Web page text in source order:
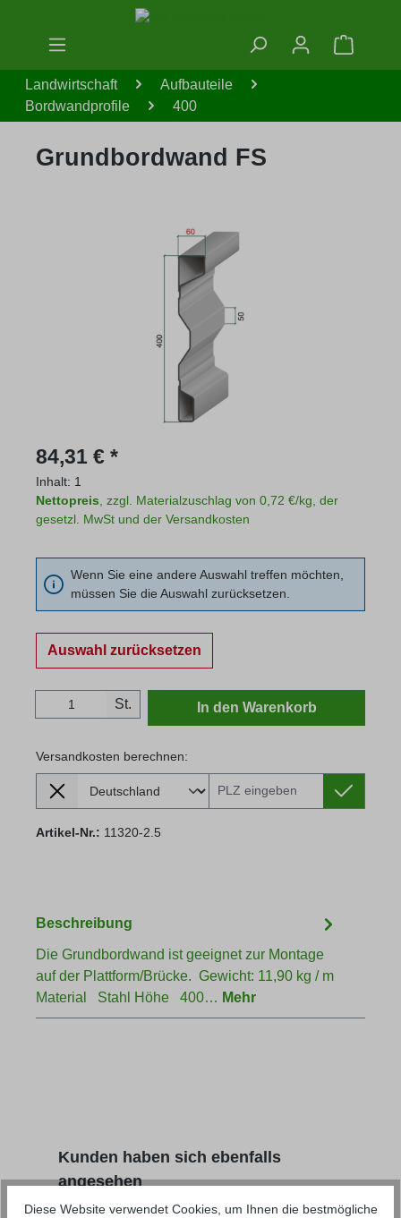
Zum Hauptinhalt springen
Landwirtschaft
Aufbauteile
Bordwandprofile
400
Grundbordwand FS
Bildergalerie überspringen
Regulärer Preis:
84,31 € *
Inhalt: 1
Nettopreis , zzgl. Materialzuschlag von 0,72 €/kg, der
gesetzl. MwSt und der Versandkosten
Wenn Sie eine andere Auswahl treffen möchten,
müssen Sie die Auswahl zurücksetzen.
Auswahl zurücksetzen
Produkt Anzahl: Gib den gewünschten
St. In den Warenkorb
Versandkosten berechnen:
Lieferland
Versandkosten berechnen:
Artikel-Nr.: 11320-2.5
Beschreibung
Die Grundbordwand ist geeignet zur Montage
auf der Plattform/Brücke. Gewicht: 11,90 kg / m
Material Stahl Höhe 400… Mehr
Produktgalerie überspringen
Kunden haben sich ebenfalls
angesehen
Diese Website verwendet Cookies, um Ihnen die bestmögliche